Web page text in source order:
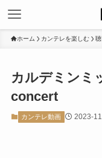
ホーム カンテレを楽しむ
カルデミンミ
concert
カンテレ動画 2023-